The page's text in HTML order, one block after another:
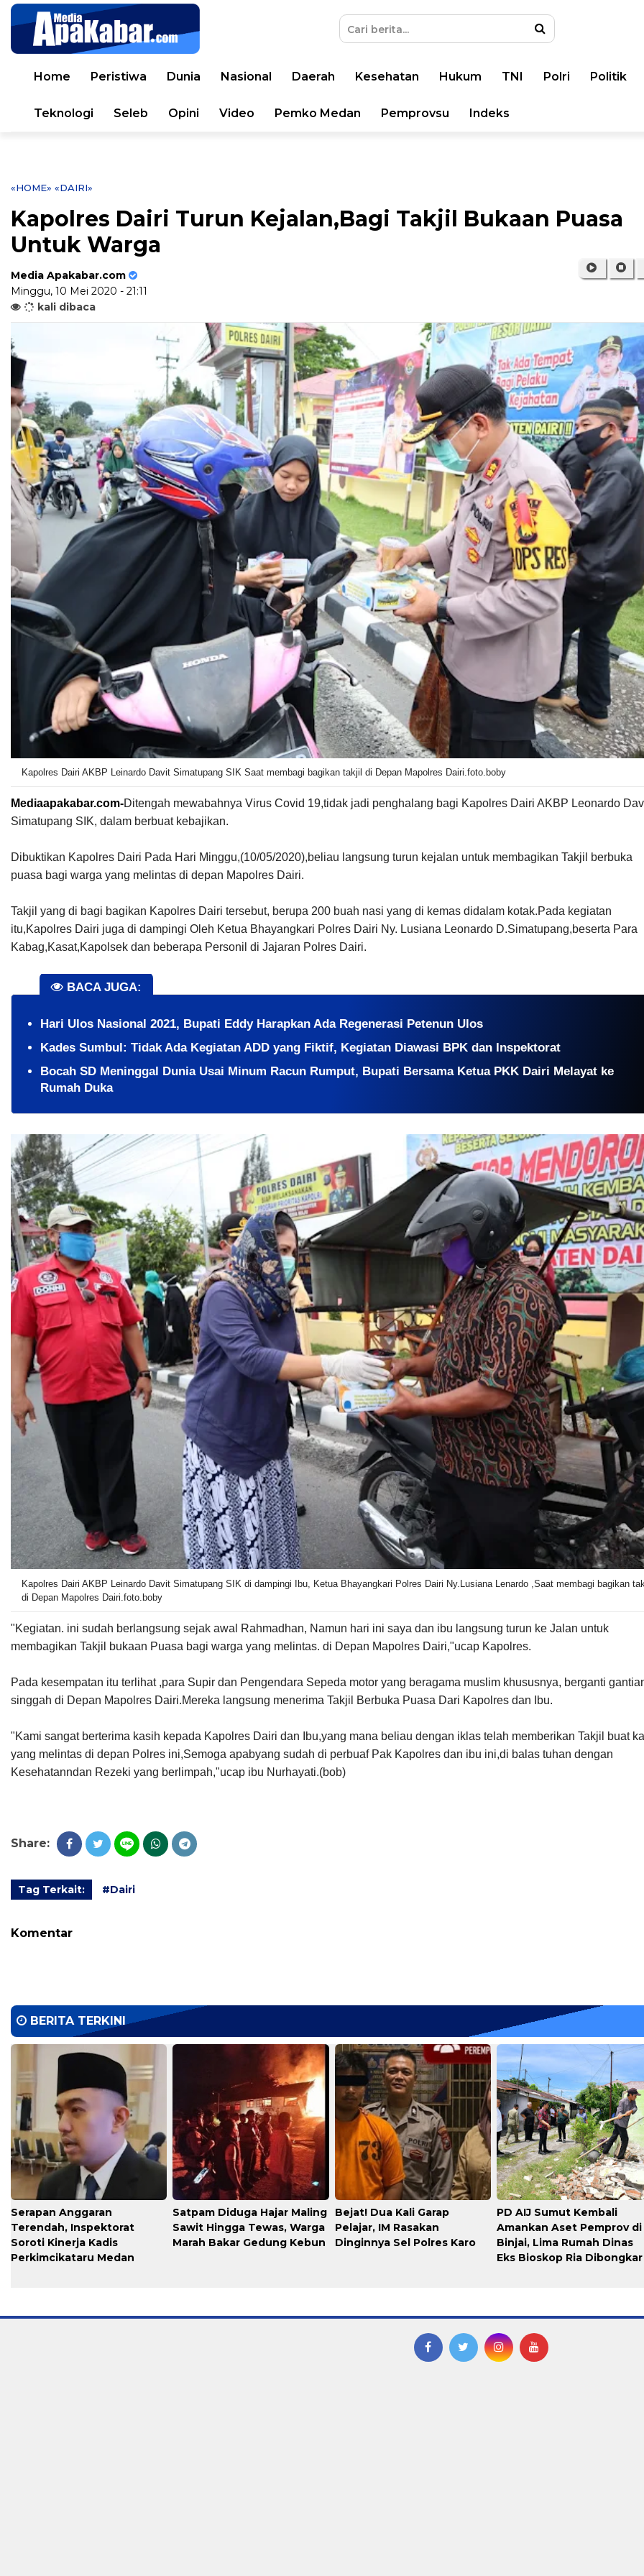
Home Peristiwa Dunia Nasional Daerah Kesehatan Hukum TNI Polri Politik
Teknologi Seleb Opini Video Pemko Medan Pemprovsu Indeks
«HOME» «DAIRI»
Kapolres Dairi Turun Kejalan,Bagi Takjil Bukaan Puasa
Untuk Warga
Media Apakabar.com
Minggu, 10 Mei 2020 - 21:11
kali dibaca
Kapolres Dairi AKBP Leinardo Davit Simatupang SIK Saat membagi bagikan takjil di Depan Mapolres Dairi.foto.boby
Mediaapakabar.com-Ditengah mewabahnya Virus Covid 19,tidak jadi penghalang bagi Kapolres Dairi AKBP Leonardo
Simatupang SIK, dalam berbuat kebajikan.
Dibuktikan Kapolres Dairi Pada Hari Minggu,(10/05/2020),beliau langsung turun kejalan untuk membagikan Takjil berbuka
puasa bagi warga yang melintas di depan Mapolres Dairi.
Takjil yang di bagi bagikan Kapolres Dairi tersebut, berupa 200 buah nasi yang di kemas didalam kotak.Pada kegiatan
itu,Kapolres Dairi juga di dampingi Oleh Ketua Bhayangkari Polres Dairi Ny. Lusiana Leonardo D.Simatupang,beserta Para
Kabag,Kasat,Kapolsek dan beberapa Personil di Jajaran Polres Dairi.
BACA JUGA:
Hari Ulos Nasional 2021, Bupati Eddy Harapkan Ada Regenerasi Petenun Ulos
Kades Sumbul: Tidak Ada Kegiatan ADD yang Fiktif, Kegiatan Diawasi BPK dan Inspektorat
Bocah SD Meninggal Dunia Usai Minum Racun Rumput, Bupati Bersama Ketua PKK Dairi Melayat ke
Rumah Duka
Kapolres Dairi AKBP Leinardo Davit Simatupang SIK di dampingi Ibu, Ketua Bhayangkari Polres Dairi Ny.Lusiana Lenardo ,Saat membagi bagikan
di Depan Mapolres Dairi.foto.boby
"Kegiatan. ini sudah berlangsung sejak awal Rahmadhan, Namun hari ini saya dan ibu langsung turun ke Jalan untuk
membagikan Takjil bukaan Puasa bagi warga yang melintas. di Depan Mapolres Dairi,"ucap Kapolres.
Pada kesempatan itu terlihat ,para Supir dan Pengendara Sepeda motor yang beragama muslim khususnya, berganti
singgah di Depan Mapolres Dairi.Mereka langsung menerima Takjil Berbuka Puasa Dari Kapolres dan Ibu.
"Kami sangat berterima kasih kepada Kapolres Dairi dan Ibu,yang mana beliau dengan iklas telah memberikan Takjil buat
yang melintas di depan Polres ini,Semoga apabyang sudah di perbuaf Pak Kapolres dan ibu ini,di balas tuhan dengan
Kesehatanndan Rezeki yang berlimpah,"ucap ibu Nurhayati.(bob)
Share:
Tag Terkait: #Dairi
Komentar
BERITA TERKINI
Serapan Anggaran
Terendah, Inspektorat
Soroti Kinerja Kadis
Perkimcikataru Medan
​Satpam Diduga Hajar Maling
Sawit Hingga Tewas, Warga
Marah Bakar Gedung Kebun
​Bejat! Dua Kali Garap
Pelajar, IM Rasakan
Dinginnya Sel Polres Karo
PD AIJ Sumut Kembali
Amankan Aset Pemprov di
Binjai, Lima Rumah Dinas
Eks Bioskop Ria Dibongkar